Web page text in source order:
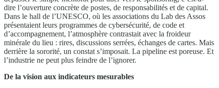
dire l’ouverture concrète de postes, de responsabilités et de capital.
Dans le hall de l’UNESCO, où les associations du Lab des Assos
présentaient leurs programmes de cybersécurité, de code et
d’accompagnement, l’atmosphère contrastait avec la froideur
minérale du lieu : rires, discussions serrées, échanges de cartes. Mais
derrière la sororité, un constat s’imposait. La pipeline est poreuse. Et
l’industrie ne peut plus feindre de l’ignorer.
De la vision aux indicateurs mesurables